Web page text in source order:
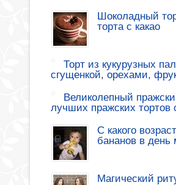
Шоколадный
торта с какао
Торт из кукурузных
сгущенкой, орехами,
Великолепный
лучших пражских тортов
С какого
бананов в день
Магический